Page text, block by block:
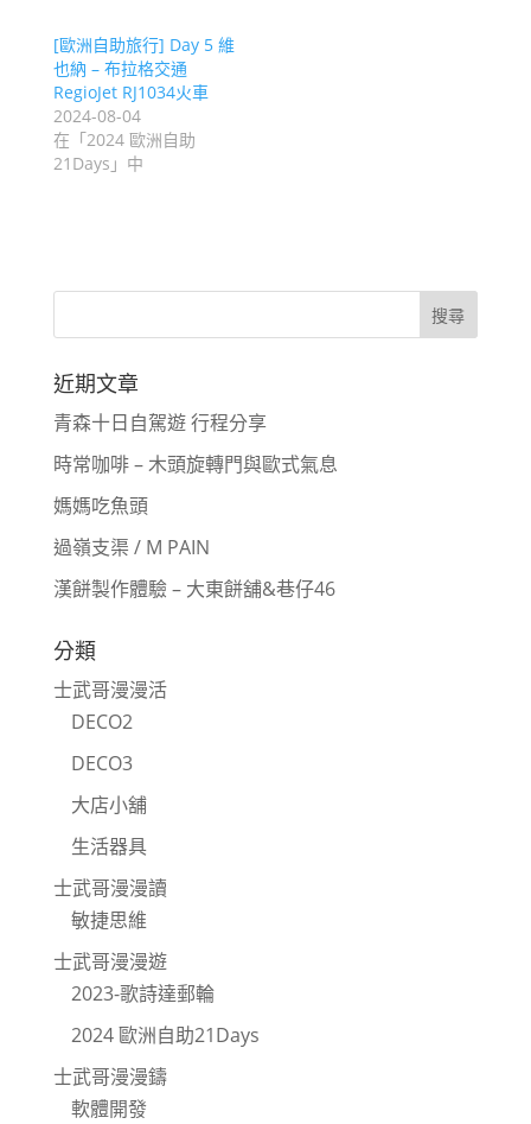
[歐洲自助旅行] Day 5 維
也納 – 布拉格交通
RegioJet RJ1034火車
2024-08-04
在「2024 歐洲自助
21Days」中
近期文章
青森十日自駕遊 行程分享
時常咖啡 – 木頭旋轉門與歐式氣息
媽媽吃魚頭
過嶺支渠 / M PAIN
漢餅製作體驗 – 大東餅舖&巷仔46
分類
士武哥漫漫活
DECO2
DECO3
大店小舖
生活器具
士武哥漫漫讀
敏捷思維
士武哥漫漫遊
2023-歌詩達郵輪
2024 歐洲自助21Days
士武哥漫漫鑄
軟體開發